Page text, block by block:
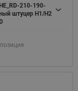
210-190-
штуцер H1/H2